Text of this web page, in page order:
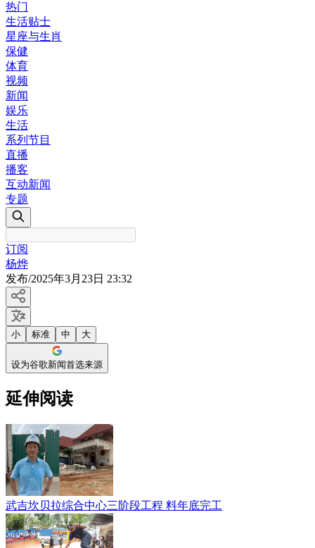
热门
生活贴士
星座与生肖
保健
体育
视频
新闻
娱乐
生活
系列节目
直播
播客
互动新闻
专题
订阅
杨烨
发布/2025年3月23日 23:32
小 标准 中 大
设为谷歌新闻首选来源
延伸阅读
武吉坎贝拉综合中心三阶段工程 料年底完工